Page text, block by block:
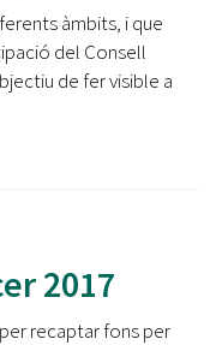
àmbits, i que
del Consell
de fer visible a
2017
recaptar fons per